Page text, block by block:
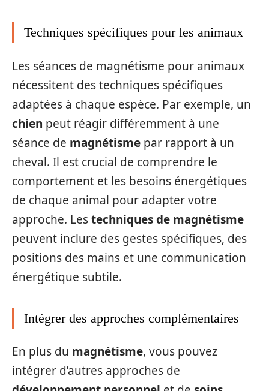
Techniques spécifiques pour les animaux
Les séances de magnétisme pour animaux
nécessitent des techniques spécifiques
adaptées à chaque espèce. Par exemple, un
chien peut réagir différemment à une
séance de magnétisme par rapport à un
cheval. Il est crucial de comprendre le
comportement et les besoins énergétiques
de chaque animal pour adapter votre
approche. Lestechniques de magnétisme
peuvent inclure des gestes spécifiques, des
positions des mains et une communication
énergétique subtile.
Intégrer des approches complémentaires
En plus du magnétisme, vous pouvez
intégrer d’autres approches de